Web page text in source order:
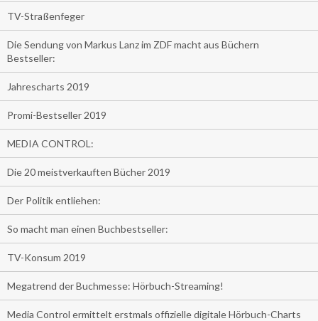
TV-Straßenfeger
Die Sendung von Markus Lanz im ZDF macht aus Büchern
Bestseller:
Jahrescharts 2019
Promi-Bestseller 2019
MEDIA CONTROL:
Die 20 meistverkauften Bücher 2019
Der Politik entliehen:
So macht man einen Buchbestseller:
TV-Konsum 2019
Megatrend der Buchmesse: Hörbuch-Streaming!
Media Control ermittelt erstmals offizielle digitale Hörbuch-Charts